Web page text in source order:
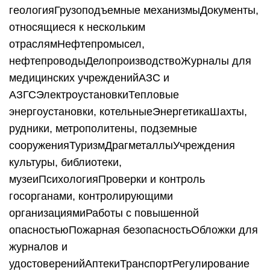
геологияГрузоподъемные механизмыДокументы,
относящиеся к нескольким
отраслямНефтепромысел,
нефтепроводыДелопроизводствоЖурналы для
медицинских учрежденийАЗС и
АЗГСЭлектроустановкиТепловые
энергоустановки, котельныеЭнергетикаШахты,
рудники, метрополитены, подземные
сооруженияТуризмДрагметаллыУчреждения
культуры, библиотеки,
музеиПсихологияПроверки и контроль
госорганами, контролирующими
организациямиРаботы с повышенной
опасностьюПожарная безопасностьОбложки для
журналов и
удостоверенийАптекиТранспортРегулирование